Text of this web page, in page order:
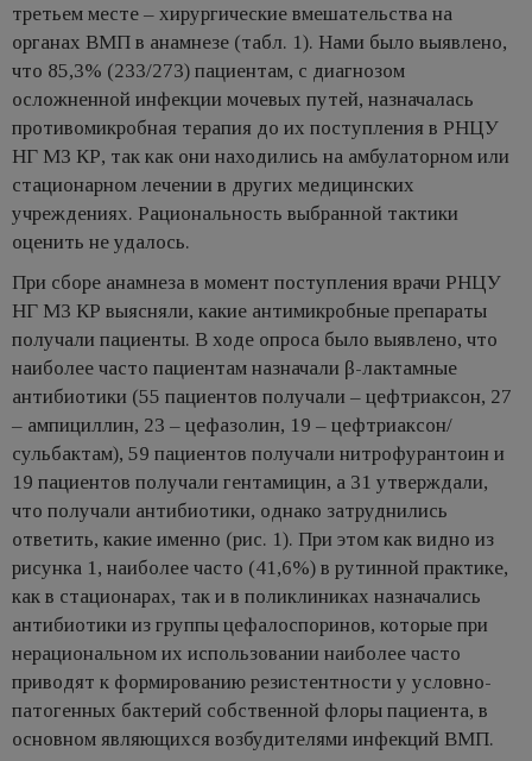
третьем месте – хирургические вмешательства на
органах ВМП в анамнезе (табл. 1). Нами было выявлено,
что 85,3% (233/273) пациентам, с диагнозом
осложненной инфекции мочевых путей, назначалась
противомикробная терапия до их поступления в РНЦУ
НГ МЗ КР, так как они находились на амбулаторном или
стационарном лечении в других медицинских
учреждениях. Рациональность выбранной тактики
оценить не удалось.
При сборе анамнеза в момент поступления врачи РНЦУ
НГ МЗ КР выясняли, какие антимикробные препараты
получали пациенты. В ходе опроса было выявлено, что
наиболее часто пациентам назначали β-лактамные
антибиотики (55 пациентов получали – цефтриаксон, 27
– ампициллин, 23 – цефазолин, 19 – цефтриаксон/
сульбактам), 59 пациентов получали нитрофурантоин и
19 пациентов получали гентамицин, а 31 утверждали,
что получали антибиотики, однако затруднились
ответить, какие именно (рис. 1). При этом как видно из
рисунка 1, наиболее часто (41,6%) в рутинной практике,
как в стационарах, так и в поликлиниках назначались
антибиотики из группы цефалоспоринов, которые при
нерациональном их использовании наиболее часто
приводят к формированию резистентности у условно-
патогенных бактерий собственной флоры пациента, в
основном являющихся возбудителями инфекций ВМП.